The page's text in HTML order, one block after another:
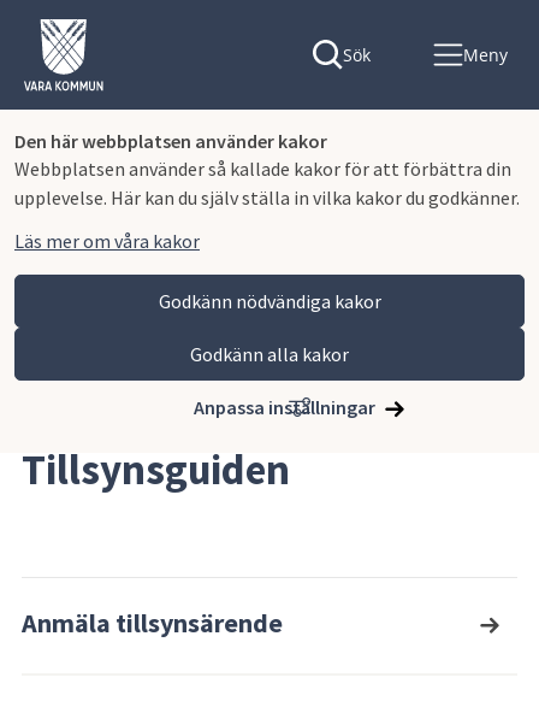
Den här webbplatsen använder kakor
Webbplatsen använder så kallade kakor för att förbättra din
upplevelse. Här kan du själv ställa in vilka kakor du godkänner.
Läs mer om våra kakor
Godkänn nödvändiga kakor
Godkänn alla kakor
Anpassa inställningar
Sök Meny
Vara kommun
Bygga, miljö och infrastruktur
Bygga nytt, ändra eller riva
Tillsynsguiden
Tillsynsguiden
Anmäla tillsynsärende